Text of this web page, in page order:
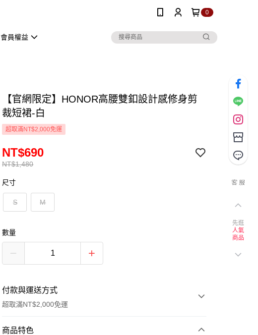
0
會員權益
【官網限定】HONOR高腰雙釦設計感修身剪
裁短裙-白
超取滿NT$2,000免運
NT$1,480
NT$690
尺寸
S M
數量
付款與運送方式
超取滿NT$2,000免運
付款方式
商品特色
先逛
人氣
商品